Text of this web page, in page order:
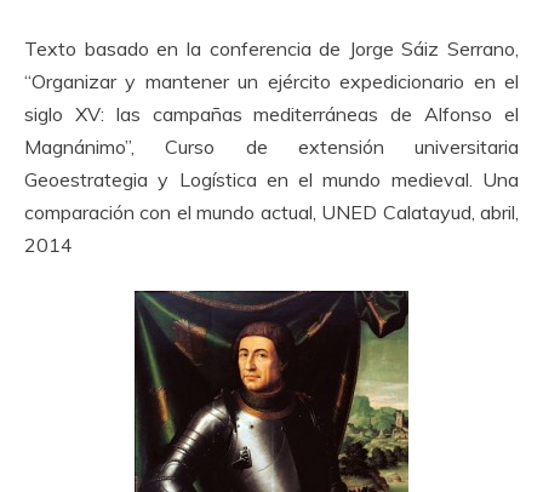
Texto basado en la conferencia de Jorge Sáiz Serrano,
“Organizar y mantener un ejército expedicionario en el
siglo XV: las campañas mediterráneas de Alfonso el
Magnánimo”, Curso de extensión universitaria
Geoestrategia y Logística en el mundo medieval. Una
comparación con el mundo actual, UNED Calatayud, abril,
2014